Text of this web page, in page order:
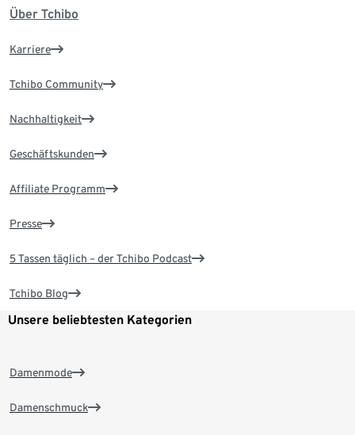
Über Tchibo
Karriere
Tchibo Community
Nachhaltigkeit
Geschäftskunden
Affiliate Programm
Presse
5 Tassen täglich – der Tchibo Podcast
Tchibo Blog
Unsere beliebtesten Kategorien
Damenmode
Damenschmuck